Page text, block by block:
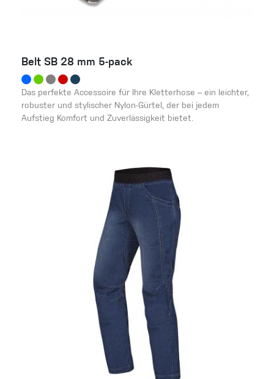
Belt SB 28 mm 5-pack
Das perfekte Accessoire für Ihre Kletterhose – ein leichter,
robuster und stylischer Nylon-Gürtel, der bei jedem
Aufstieg Komfort und Zuverlässigkeit bietet.